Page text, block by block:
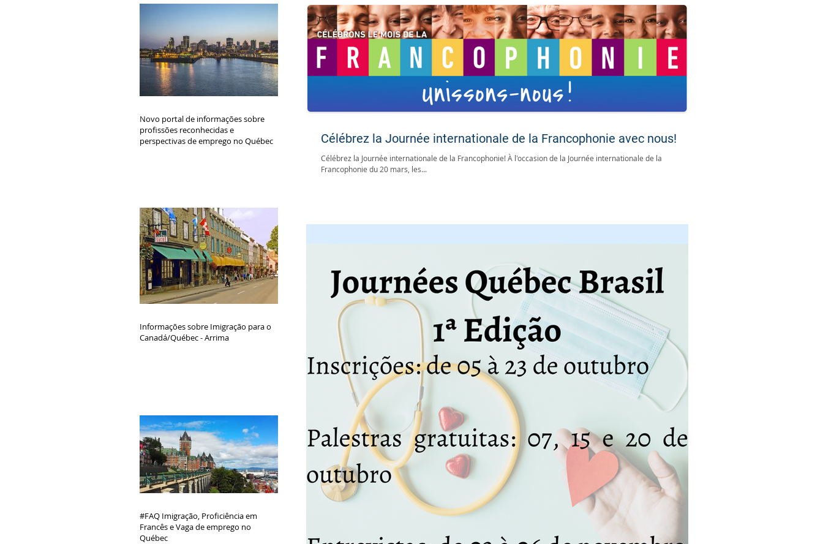
Novo portal de informações sobre
profissões reconhecidas e
perspectivas de emprego no Québec
Informações sobre Imigração para o
Canadá/Québec - Arrima
#FAQ Imigração, Proficiência em
Francês e Vaga de emprego no
Québec
Célébrez la Journée internationale de la Francophonie avec nous!
Célébrez la Journée internationale de la Francophonie! À l'occasion de la Journée internationale de la
Francophonie du 20 mars, les...